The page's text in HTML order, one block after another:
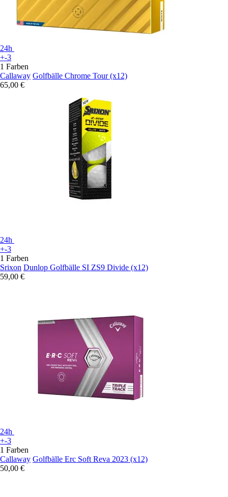
24h
+-3
1 Farben
Callaway Golfbälle Chrome Tour (x12)
65,00 €
24h
+-3
1 Farben
Srixon Dunlop Golfbälle SI ZS9 Divide (x12)
59,00 €
24h
+-3
1 Farben
Callaway Golfbälle Erc Soft Reva 2023 (x12)
50,00 €